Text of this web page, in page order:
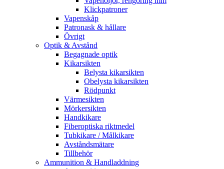
Klickpatroner
Vapenskåp
Patronask & hållare
Övrigt
Optik & Avstånd
Begagnade optik
Kikarsikten
Belysta kikarsikten
Obelysta kikarsikten
Rödpunkt
Värmesikten
Mörkersikten
Handkikare
Fiberoptiska riktmedel
Tubkikare / Målkikare
Avståndsmätare
Tillbehör
Ammunition & Handladdning